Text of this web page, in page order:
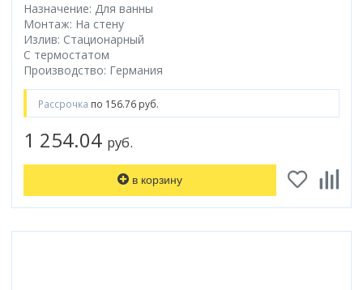
Назначение: Для ванны
Монтаж: На стену
Излив: Стационарный
С термостатом
Производство: Германия
Рассрочка по 156.76 руб.
1 254.04 руб.
в корзину